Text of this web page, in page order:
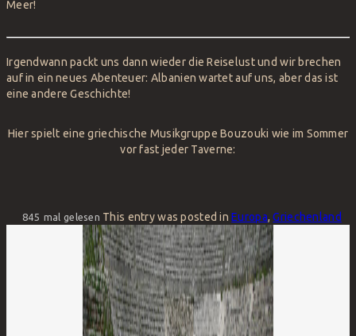
Meer!
Irgendwann packt uns dann wieder die Reiselust und wir brechen
auf in ein neues Abenteuer: Albanien wartet auf uns, aber das ist
eine andere Geschichte!
Hier spielt eine griechische Musikgruppe Bouzouki wie im Sommer
vor fast jeder Taverne:
845 mal gelesen This entry was posted inEuropa,Griechenland
navigation